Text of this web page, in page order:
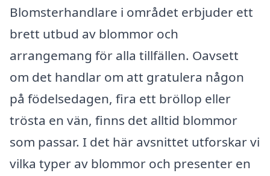
Blomsterhandlare i området erbjuder ett
brett utbud av blommor och
arrangemang för alla tillfällen. Oavsett
om det handlar om att gratulera någon
på födelsedagen, fira ett bröllop eller
trösta en vän, finns det alltid blommor
som passar. I det här avsnittet utforskar vi
vilka typer av blommor och presenter en